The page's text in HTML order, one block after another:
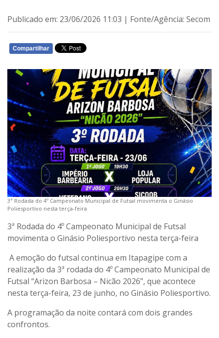
Publicado em: 23/06/2026 11:03 | Fonte/Agência: Secom
Compartilhar
3ª Rodada do 4º Campeonato Municipal de Futsal movimenta o Ginásio
Poliesportivo nesta terça-feira
3ª Rodada do 4º Campeonato Municipal de Futsal
movimenta o Ginásio Poliesportivo nesta terça-feira
A emoção do futsal continua em Itapagipe com a
realização da 3ª rodada do 4º Campeonato Municipal de
Futsal “Arizon Barbosa – Nicão 2026”, que acontece
nesta terça-feira, 23 de junho, no Ginásio Poliesportivo.
A programação da noite contará com dois grandes
confrontos.